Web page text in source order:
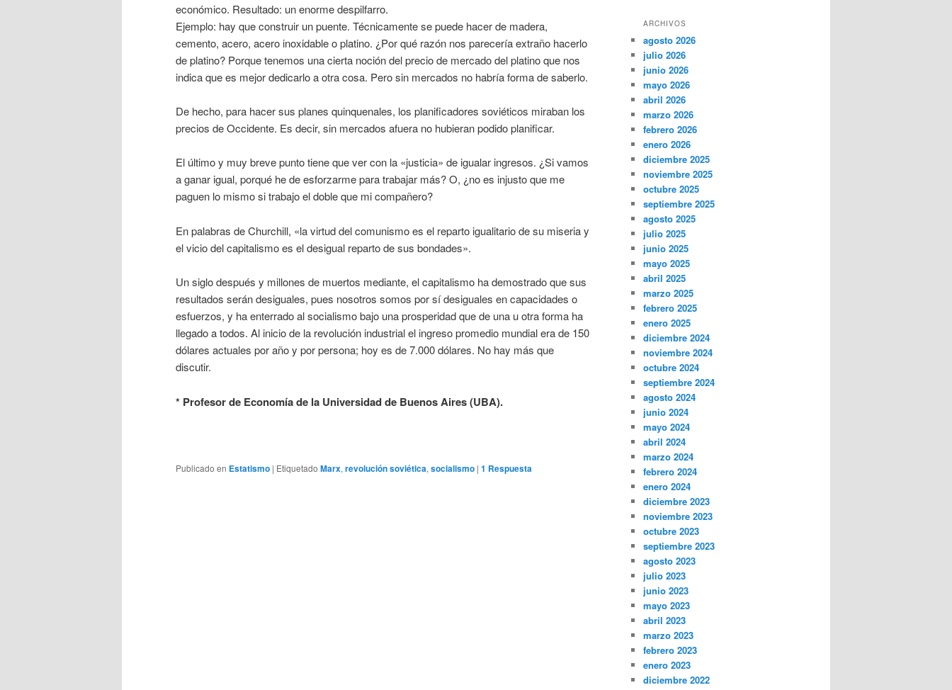
económico. Resultado: un enorme despilfarro.
Ejemplo: hay que construir un puente. Técnicamente se puede hacer de madera,
cemento, acero, acero inoxidable o platino. ¿Por qué razón nos parecería extraño hacerlo
de platino? Porque tenemos una cierta noción del precio de mercado del platino que nos
indica que es mejor dedicarlo a otra cosa. Pero sin mercados no habría forma de saberlo.
De hecho, para hacer sus planes quinquenales, los planificadores soviéticos miraban los
precios de Occidente. Es decir, sin mercados afuera no hubieran podido planificar.
El último y muy breve punto tiene que ver con la «justicia» de igualar ingresos. ¿Si vamos
a ganar igual, porqué he de esforzarme para trabajar más? O, ¿no es injusto que me
paguen lo mismo si trabajo el doble que mi compañero?
En palabras de Churchill, «la virtud del comunismo es el reparto igualitario de su miseria y
el vicio del capitalismo es el desigual reparto de sus bondades».
Un siglo después y millones de muertos mediante, el capitalismo ha demostrado que sus
resultados serán desiguales, pues nosotros somos por sí desiguales en capacidades o
esfuerzos, y ha enterrado al socialismo bajo una prosperidad que de una u otra forma ha
llegado a todos. Al inicio de la revolución industrial el ingreso promedio mundial era de 150
dólares actuales por año y por persona; hoy es de 7.000 dólares. No hay más que
discutir.
* Profesor de Economía de la Universidad de Buenos Aires (UBA).
Publicado en Estatismo | Etiquetado Marx, revolución soviética, socialismo | 1 Respuesta
ARCHIVOS
agosto 2026
julio 2026
junio 2026
mayo 2026
abril 2026
marzo 2026
febrero 2026
enero 2026
diciembre 2025
noviembre 2025
octubre 2025
septiembre 2025
agosto 2025
julio 2025
junio 2025
mayo 2025
abril 2025
marzo 2025
febrero 2025
enero 2025
diciembre 2024
noviembre 2024
octubre 2024
septiembre 2024
agosto 2024
junio 2024
mayo 2024
abril 2024
marzo 2024
febrero 2024
enero 2024
diciembre 2023
noviembre 2023
octubre 2023
septiembre 2023
agosto 2023
julio 2023
junio 2023
mayo 2023
abril 2023
marzo 2023
febrero 2023
enero 2023
diciembre 2022